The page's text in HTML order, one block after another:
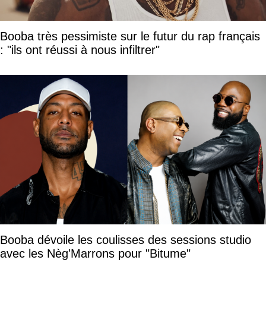
Booba très pessimiste sur le futur du rap français
: "ils ont réussi à nous infiltrer"
Booba dévoile les coulisses des sessions studio
avec les Nèg'Marrons pour "Bitume"